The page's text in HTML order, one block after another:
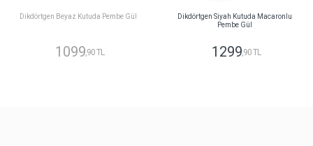
Dikdörtgen Beyaz Kutuda Pembe Gül
1099,90 TL
Dikdörtgen Siyah Kutuda Macaronlu
Pembe Gül
1299,90 TL